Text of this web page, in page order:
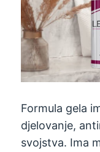
Formula gela
djelovanje,
svojstva. Ima